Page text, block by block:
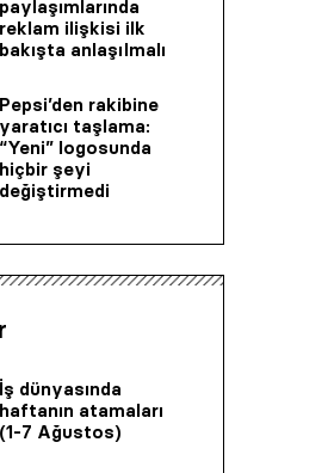
paylaşımlarında
reklam ilişkisi ilk
bakışta anlaşılmalı
Pepsi’den rakibine
yaratıcı taşlama:
“Yeni” logosunda
hiçbir şeyi
değiştirmedi
İş dünyasında
haftanın atamaları
(1-7 Ağustos)